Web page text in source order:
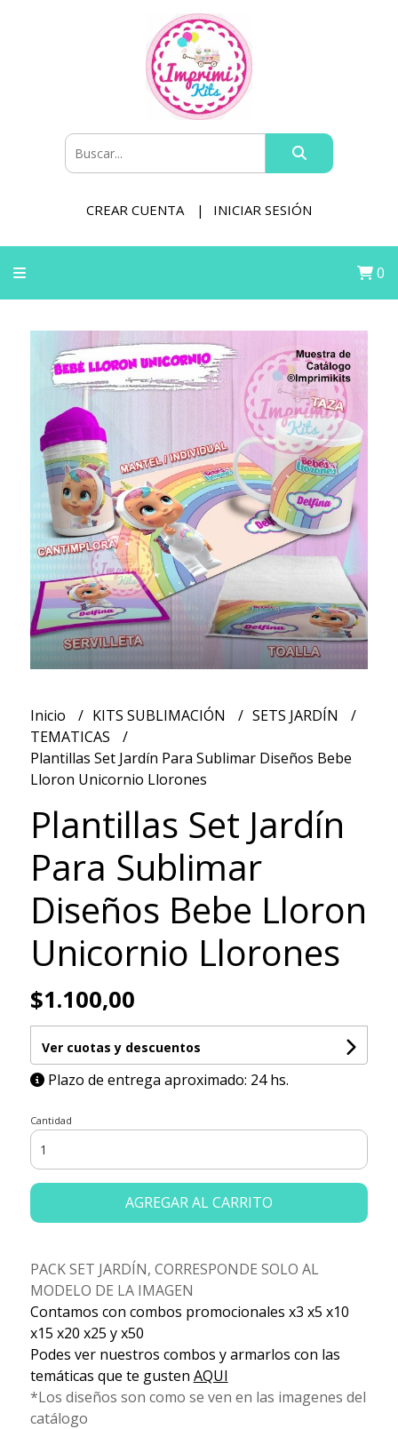
CREAR CUENTA INICIAR SESIÓN
0
Inicio KITS SUBLIMACIÓN
SETS JARDÍN
TEMATICAS
Plantillas Set Jardín Para Sublimar Diseños Bebe
Lloron Unicornio Llorones
Plantillas Set Jardín
Para Sublimar
Diseños Bebe Lloron
Unicornio Llorones
$1.100,00
Ver cuotas y descuentos
Plazo de entrega aproximado: 24 hs.
Cantidad
AGREGAR AL CARRITO
PACK SET JARDÍN, CORRESPONDE SOLO AL
MODELO DE LA IMAGEN
Contamos con combos promocionales x3 x5 x10
x15 x20 x25 y x50
Podes ver nuestros combos y armarlos con las
temáticas que te gusten AQUI
*Los diseños son como se ven en las imagenes del
catálogo